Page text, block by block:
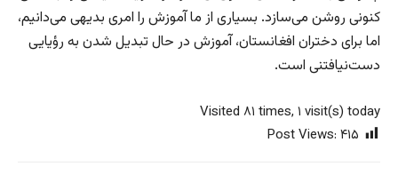
کنونی روشن می‌سازد. بسیاری از ما آموزش را امری بدیهی می‌دانیم،
اما برای دختران افغانستان، آموزش در حال تبدیل شدن به رؤیایی
دست‌نیافتنی است.
Visited ۸۱ times, ۱ visit(s) today
Post Views: ۴۱۵